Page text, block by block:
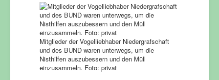
Mitglieder der Vogelliebhaber Niedergrafschaft
und des BUND waren unterwegs, um die
Nisthilfen auszubessern und den Müll
einzusammeln. Foto: privat